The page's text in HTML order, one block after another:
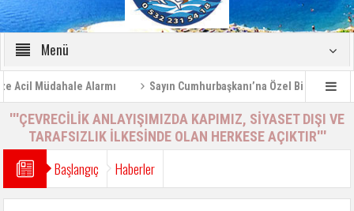
Menü
Müdahale Alarmı Sayın Cumhurbaşkanı’na Özel Bilgilendirme
'''ÇEVRECİLİK ANLAYIŞIMIZDA KAPIMIZ, SİYASET DIŞI VE
TARAFSIZLIK İLKESİNDE OLAN HERKESE AÇIKTIR'''
Başlangıç Haberler